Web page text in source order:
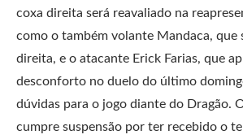
coxa direita será reavaliado na
como o também volante Mandaca, que
direita, e o atacante Erick Farias, que
desconforto no duelo do último
dúvidas para o jogo diante do Dragão.
cumpre suspensão por ter recebido o